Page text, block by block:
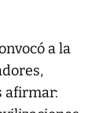
a la
afirmar: